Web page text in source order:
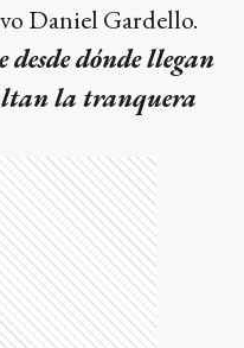
Daniel Gardello.
desde dónde llegan
la tranquera